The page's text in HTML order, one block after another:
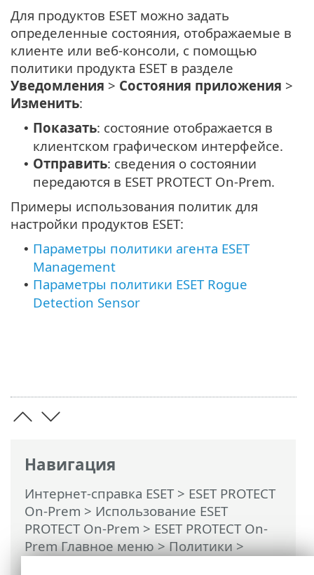
Навигация
Интернет-справка ESET> ESET PROTECT
On-Prem > Использование ESET
PROTECT On-Prem > ESET PROTECT On-
Prem Главное меню>Политики>
Для продуктов ESET можно задать
определенные состояния, отображаемые в
клиенте или веб-консоли, с помощью
политики продукта ESET в разделе
Уведомления > Состояния приложения >
Изменить:
• Показать: состояние отображается в
клиентском графическом интерфейсе.
• Отправить: сведения о состоянии
передаются в ESET PROTECT On-Prem.
Примеры использования политик для
настройки продуктов ESET:
• Параметры политики агента ESET
Management
• Параметры политики ESET Rogue
Detection Sensor